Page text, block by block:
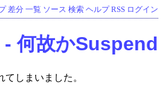
差分 一覧 ソース 検索 ヘルプ RSS ログイン
何故かSuspend
てしまいました。